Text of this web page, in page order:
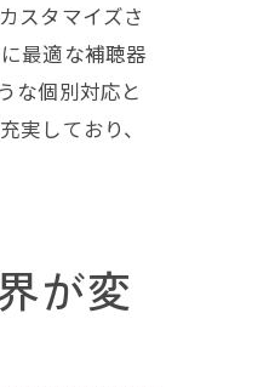
スタマイズさ
最適な補聴器
な個別対応と
しており、
が変